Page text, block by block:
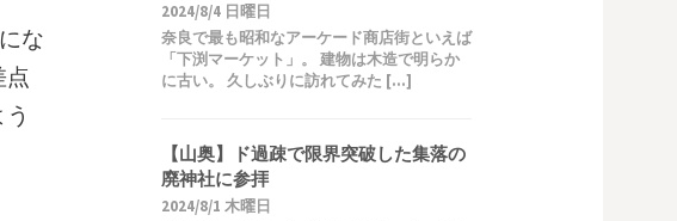
な
2024/8/4 日曜日
奈良で最も昭和なアーケード商店街といえば
「下渕マーケット」。 建物は木造で明らか
に古い。 久しぶりに訪れてみた […]
【山奥】ド過疎で限界突破した集落の
廃神社に参拝
2024/8/1 木曜日